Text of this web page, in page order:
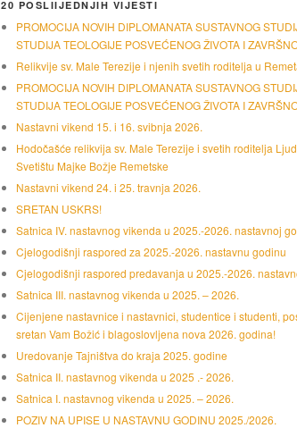
20 POSLIIJEDNJIH VIJESTI
PROMOCIJA NOVIH DIPLOMANATA SUSTAVNOG
STUDIJA TEOLOGIJE POSVEĆENOG ŽIVOTA I
Relikvije sv. Male Terezije i njenih svetih roditelja u
PROMOCIJA NOVIH DIPLOMANATA SUSTAVNOG
STUDIJA TEOLOGIJE POSVEĆENOG ŽIVOTA I
Nastavni vikend 15. i 16. svibnja 2026.
Hodočašće relikvija sv. Male Terezije i svetih roditelja
Svetištu Majke Božje Remetske
Nastavni vikend 24. i 25. travnja 2026.
SRETAN USKRS!
Satnica IV. nastavnog vikenda u 2025.-2026. nastavnoj
Cjelogodišnji raspored za 2025.-2026. nastavnu godinu
Cjelogodišnji raspored predavanja u 2025.-2026.
Satnica III. nastavnog vikenda u 2025. – 2026.
Cijenjene nastavnice i nastavnici, studentice i studenti,
sretan Vam Božić i blagoslovljena nova 2026. godina!
Uredovanje Tajništva do kraja 2025. godine
Satnica II. nastavnog vikenda u 2025 .- 2026.
Satnica I. nastavnog vikenda u 2025. – 2026.
POZIV NA UPISE U NASTAVNU GODINU 2025./2026.